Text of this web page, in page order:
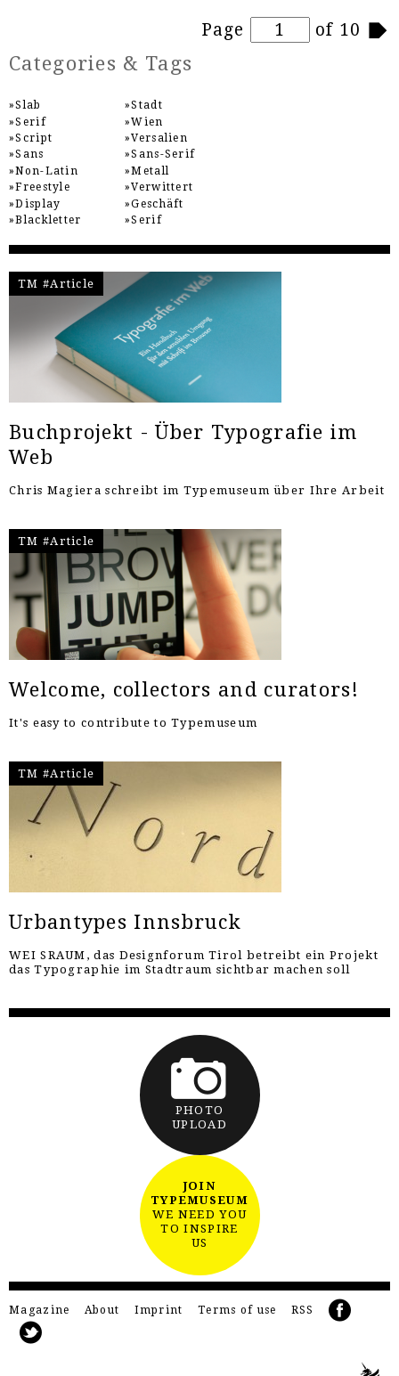
Page of 10
Categories & Tags
Slab
Serif
Script
Sans
Non-Latin
Freestyle
Display
Blackletter
Stadt
Wien
Versalien
Sans-Serif
Metall
Verwittert
Geschäft
Serif
TM #Article
Buchprojekt - Über Typografie im
Web
Chris Magiera schreibt im Typemuseum über Ihre Arbeit
TM #Article
Welcome, collectors and curators!
It's easy to contribute to Typemuseum
TM #Article
Urbantypes Innsbruck
WEI SRAUM, das Designforum Tirol betreibt ein Projekt
das Typographie im Stadtraum sichtbar machen soll
PHOTO
UPLOAD
JOIN
TYPEMUSEUM
WE NEED YOU
TO INSPIRE
US
Magazine About Imprint Terms of use RSS